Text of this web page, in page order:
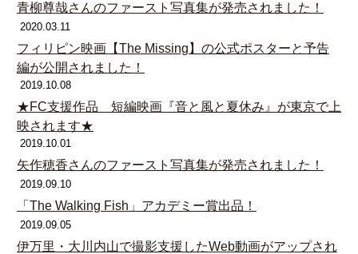
青柳尊哉さんのファースト写真集が発売されました！
2020.03.11
フィリピン映画【The Missing】の公式ポスターと予告
編が公開されました！
2019.10.08
★FC支援作品 短編映画『音と風と夏休み』が東京で上
映されます★
2019.10.01
矢作穂香さんのファースト写真集が発売されました！
2019.09.10
「The Walking Fish」アカデミー賞出品！
2019.09.05
伊万里・大川内山で撮影支援したWeb動画がアップされ